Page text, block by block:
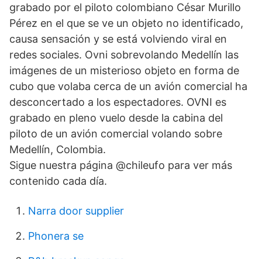
grabado por el piloto colombiano César Murillo
Pérez en el que se ve un objeto no identificado,
causa sensación y se está volviendo viral en
redes sociales. Ovni sobrevolando Medellín las
imágenes de un misterioso objeto en forma de
cubo que volaba cerca de un avión comercial ha
desconcertado a los espectadores. OVNI es
grabado en pleno vuelo desde la cabina del
piloto de un avión comercial volando sobre
Medellín, Colombia. ⠀⠀⠀⠀⠀⠀⠀⠀⠀⠀⠀⠀⠀⠀⠀⠀⠀⠀
Sigue nuestra página @chileufo para ver más
contenido cada día.
Narra door supplier
Phonera se